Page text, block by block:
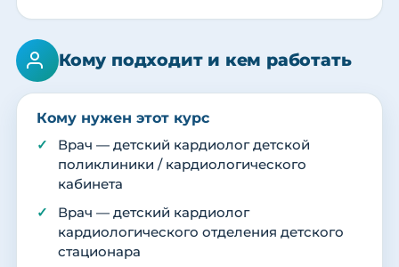
Кому подходит и кем работать
Кому нужен этот курс
Врач — детский кардиолог детской
поликлиники / кардиологического
кабинета
Врач — детский кардиолог
кардиологического отделения детского
стационара